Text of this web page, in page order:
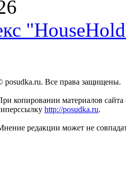
posudka.ru. Все права защищены.
копировании материалов сайта
http://posudka.ru.
редакции может не